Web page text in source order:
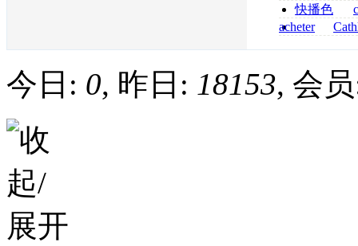
senza
flagyl si può co
快播色
综合
acheter
今日: 0, 昨日: 18153, 会